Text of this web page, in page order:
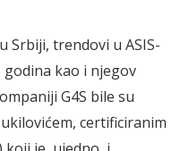
Srbiji, trendovi u ASIS-
kao i njegov
G4S bile su
certificiranim